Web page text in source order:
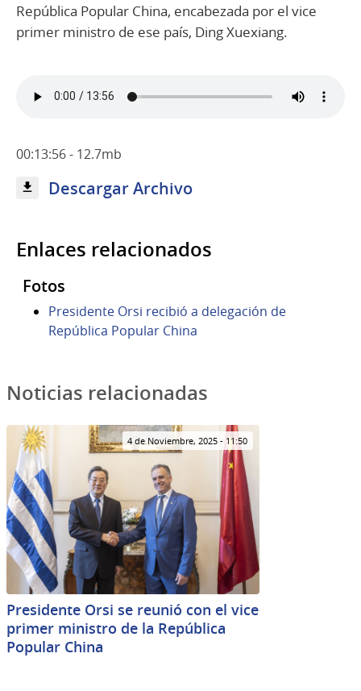
República Popular China, encabezada por el vice
primer ministro de ese país, Ding Xuexiang.
00:13:56 - 12.7mb
Descargar Archivo
Enlaces relacionados
Fotos
Presidente Orsi recibió a delegación de
República Popular China
Noticias relacionadas
4 de Noviembre, 2025 - 11:50
Presidente Orsi se reunió con el vice
primer ministro de la República
Popular China